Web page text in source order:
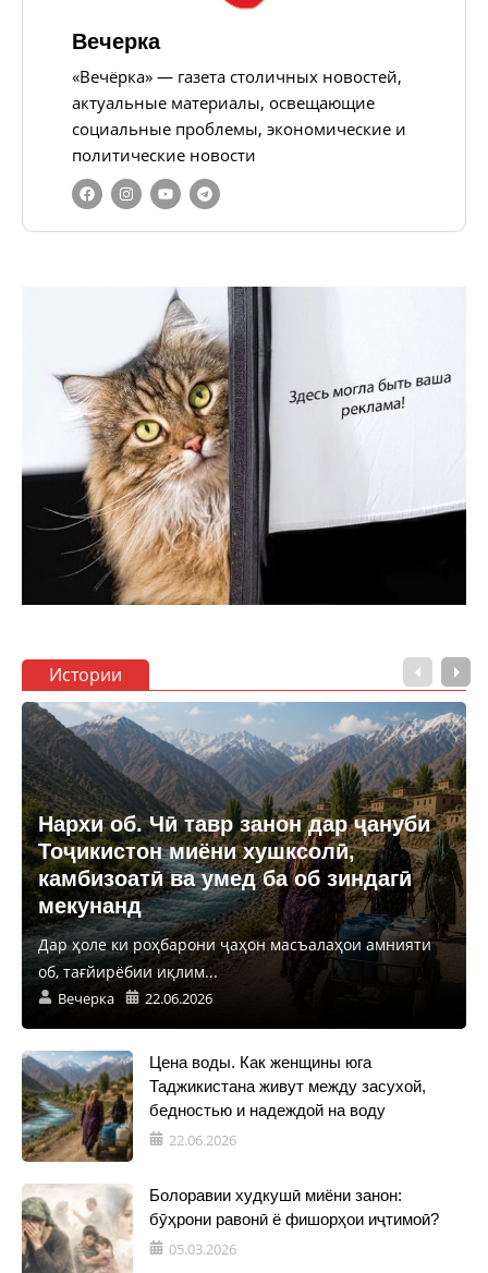
Вечерка
«Вечёрка» — газета столичных новостей,
актуальные материалы, освещающие
социальные проблемы, экономические и
политические новости
Истории
Нархи об. Чӣ тавр занон дар ҷануби
Тоҷикистон миёни хушксолӣ,
камбизоатӣ ва умед ба об зиндагӣ
мекунанд
Дар ҳоле ки роҳбарони ҷаҳон масъалаҳои амнияти
об, тағйирёбии иқлим...
Вечерка 22.06.2026
Цена воды. Как женщины юга
Таджикистана живут между засухой,
бедностью и надеждой на воду
22.06.2026
Болоравии худкушӣ миёни занон:
бӯҳрони равонӣ ё фишорҳои иҷтимоӣ?
05.03.2026